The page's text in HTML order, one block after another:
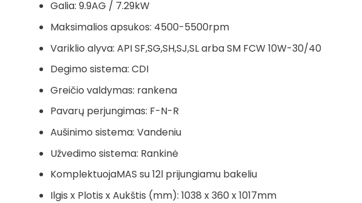
Galia: 9.9AG / 7.29kW
Maksimalios apsukos: 4500-5500rpm
Variklio alyva: API SF,SG,SH,SJ,SL arba SM FCW 10W-30/40
Degimo sistema: CDI
Greičio valdymas: rankena
Pavarų perjungimas: F-N-R
Aušinimo sistema: Vandeniu
Užvedimo sistema: Rankinė
KomplektuojaMAS su 12l prijungiamu bakeliu
Ilgis x Plotis x Aukštis (mm): 1038 x 360 x 1017mm